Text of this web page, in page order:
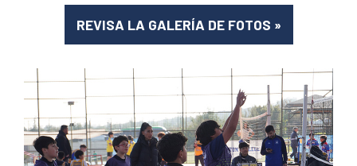
REVISA LA GALERÍA DE FOTOS »